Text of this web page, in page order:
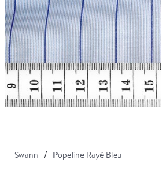
Swann Popeline Rayé Bleu